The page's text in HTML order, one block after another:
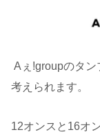
Aぇǃgroupのタ
考えられます。
12オンスと16オ